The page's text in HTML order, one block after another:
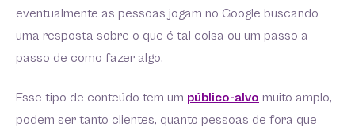
eventualmente as pessoas jogam no Google buscando
uma resposta sobre o que é tal coisa ou um passo a
passo de como fazer algo.
Esse tipo de conteúdo tem um público-alvo muito amplo,
podem ser tanto clientes, quanto pessoas de fora que